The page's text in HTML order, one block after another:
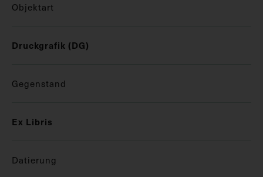
Objektart
Druckgrafik (DG)
Gegenstand
Ex Libris
Datierung